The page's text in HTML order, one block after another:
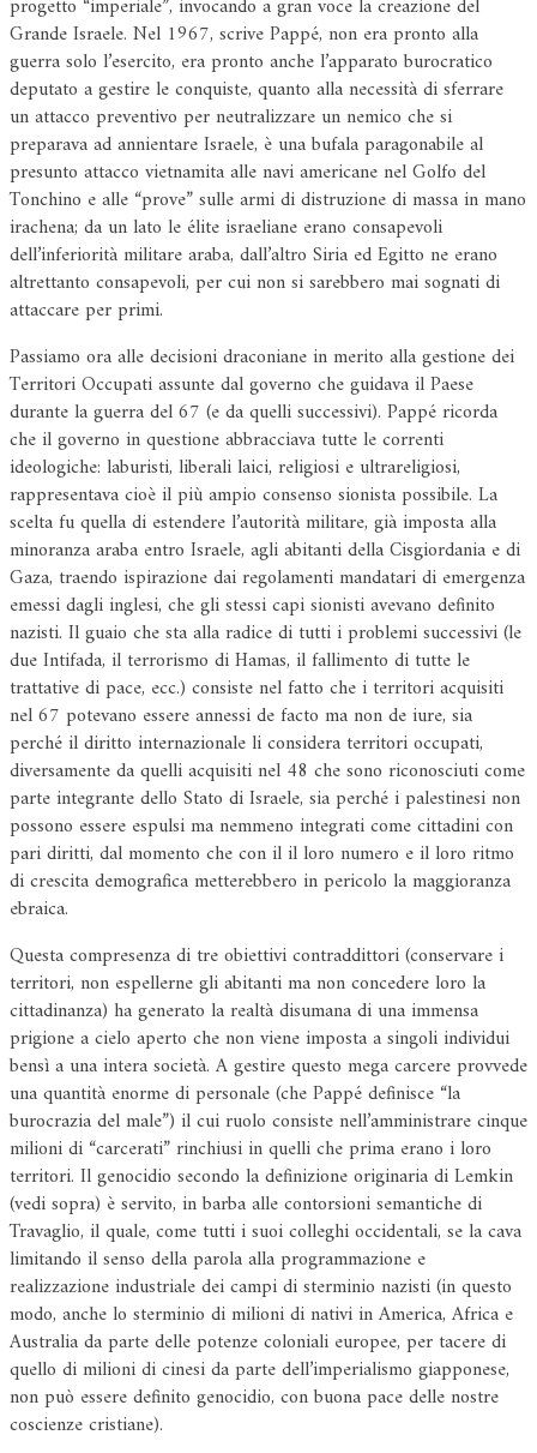
Grande Israele. Nel 1967, scrive Pappé, non era pronto alla
guerra solo l’esercito, era pronto anche l’apparato burocratico
deputato a gestire le conquiste, quanto alla necessità di sferrare
un attacco preventivo per neutralizzare un nemico che si
preparava ad annientare Israele, è una bufala paragonabile al
presunto attacco vietnamita alle navi americane nel Golfo del
Tonchino e alle “prove” sulle armi di distruzione di massa in mano
irachena; da un lato le élite israeliane erano consapevoli
dell’inferiorità militare araba, dall’altro Siria ed Egitto ne erano
altrettanto consapevoli, per cui non si sarebbero mai sognati di
attaccare per primi.
Passiamo ora alle decisioni draconiane in merito alla gestione dei
Territori Occupati assunte dal governo che guidava il Paese
durante la guerra del 67 (e da quelli successivi). Pappé ricorda
che il governo in questione abbracciava tutte le correnti
ideologiche: laburisti, liberali laici, religiosi e ultrareligiosi,
rappresentava cioè il più ampio consenso sionista possibile. La
scelta fu quella di estendere l’autorità militare, già imposta alla
minoranza araba entro Israele, agli abitanti della Cisgiordania e di
Gaza, traendo ispirazione dai regolamenti mandatari di emergenza
emessi dagli inglesi, che gli stessi capi sionisti avevano definito
nazisti. Il guaio che sta alla radice di tutti i problemi successivi (le
due Intifada, il terrorismo di Hamas, il fallimento di tutte le
trattative di pace, ecc.) consiste nel fatto che i territori acquisiti
nel 67 potevano essere annessi de facto ma non de iure, sia
perché il diritto internazionale li considera territori occupati,
diversamente da quelli acquisiti nel 48 che sono riconosciuti come
parte integrante dello Stato di Israele, sia perché i palestinesi non
possono essere espulsi ma nemmeno integrati come cittadini con
pari diritti, dal momento che con il il loro numero e il loro ritmo
di crescita demografica metterebbero in pericolo la maggioranza
ebraica.
Questa compresenza di tre obiettivi contraddittori (conservare i
territori, non espellerne gli abitanti ma non concedere loro la
cittadinanza) ha generato la realtà disumana di una immensa
prigione a cielo aperto che non viene imposta a singoli individui
bensì a una intera società. A gestire questo mega carcere provvede
una quantità enorme di personale (che Pappé definisce “la
burocrazia del male”) il cui ruolo consiste nell’amministrare cinque
milioni di “carcerati” rinchiusi in quelli che prima erano i loro
territori. Il genocidio secondo la definizione originaria di Lemkin
(vedi sopra) è servito, in barba alle contorsioni semantiche di
Travaglio, il quale, come tutti i suoi colleghi occidentali, se la cava
limitando il senso della parola alla programmazione e
realizzazione industriale dei campi di sterminio nazisti (in questo
modo, anche lo sterminio di milioni di nativi in America, Africa e
Australia da parte delle potenze coloniali europee, per tacere di
quello di milioni di cinesi da parte dell’imperialismo giapponese,
non può essere definito genocidio, con buona pace delle nostre
coscienze cristiane).